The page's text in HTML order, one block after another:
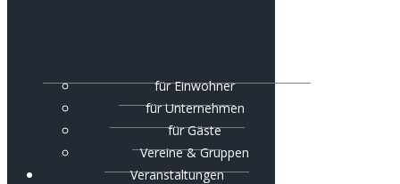
für Einwohner
für Unternehmen
für Gäste
Vereine & Gruppen
Veranstaltungen